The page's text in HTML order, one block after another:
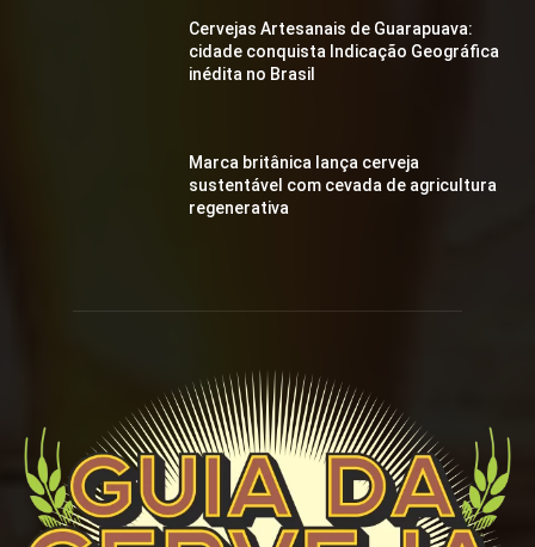
Cervejas Artesanais de Guarapuava:
cidade conquista Indicação Geográfica
inédita no Brasil
Marca britânica lança cerveja
sustentável com cevada de agricultura
regenerativa